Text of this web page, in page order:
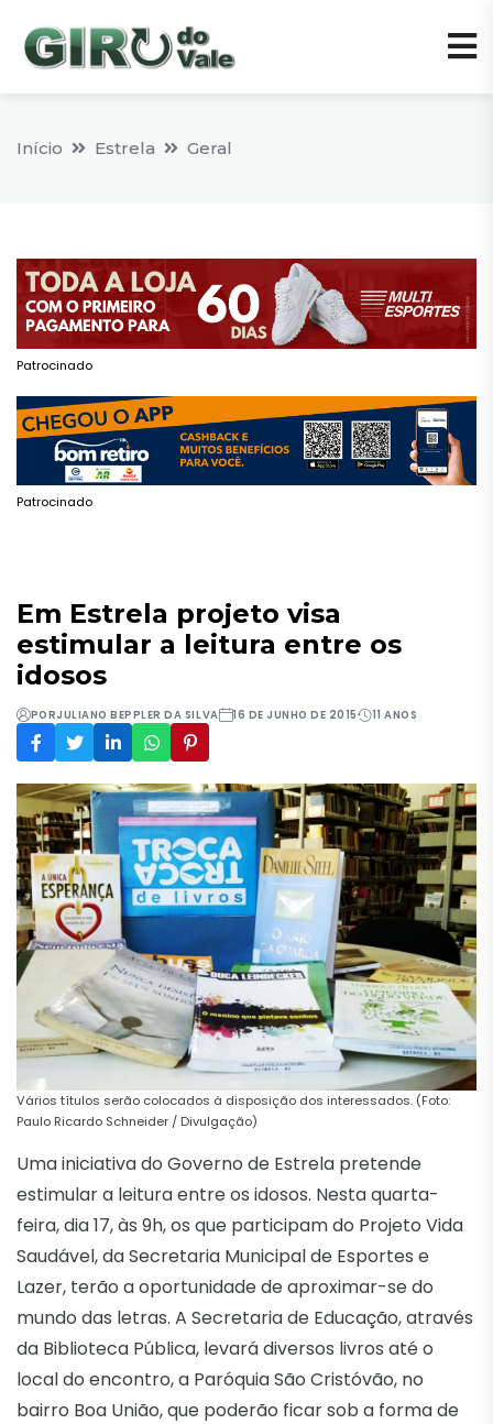
Início Estrela Geral
Patrocinado
Patrocinado
Em Estrela projeto visa
estimular a leitura entre os
idosos
PORJULIANO BEPPLER DA SILVA 16 DE JUNHO DE 2015 11 ANOS
Vários títulos serão colocados à disposição dos interessados. (Foto:
Paulo Ricardo Schneider / Divulgação)
Uma iniciativa do Governo de Estrela pretende
estimular a leitura entre os idosos. Nesta quarta-
feira, dia 17, às 9h, os que participam do Projeto Vida
Saudável, da Secretaria Municipal de Esportes e
Lazer, terão a oportunidade de aproximar-se do
mundo das letras. A Secretaria de Educação, através
da Biblioteca Pública, levará diversos livros até o
local do encontro, a Paróquia São Cristóvão, no
bairro Boa União, que poderão ficar sob a forma de